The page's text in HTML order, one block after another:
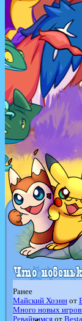
Ранее
Майский Хоэннот
Много новых
Ревайвимсяот